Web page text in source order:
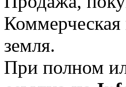
земля.
При полном